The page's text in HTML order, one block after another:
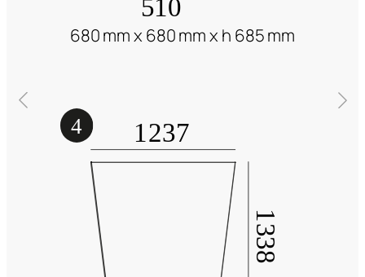
680 mm x 680 mm x h 685 mm